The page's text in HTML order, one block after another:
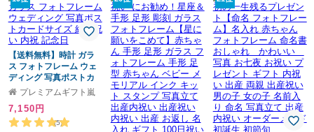
【送料無料】時計 ガラ
ス フォトフレーム ウェ
ディング 写真ポストカ
ードサイズ 結婚祝い 内
プレミアムギフト嵐
7,150円
(5)